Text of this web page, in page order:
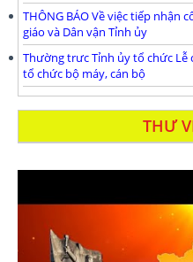
THÔNG BÁO Về việc tiếp nhận
giáo và Dân vận Tỉnh ủy
Thường trưc Tỉnh ủy tổ chức Lễ
tổ chức bộ máy, cán bộ
THƯ